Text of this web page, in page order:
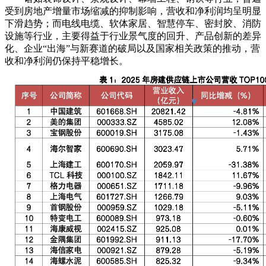
受到房地产增量市场缩减的抑制影响，营收和净利润均呈明显
下滑趋势；而电线电缆、软体家居、智慧停车、密封胶、消防
设施等行业，主要得益于行业景气度的回升、产品创新的差异
化、企业“出海”与新赛道的破局以及国家相关政策的推动，营
收和净利润仍保持平稳增长。